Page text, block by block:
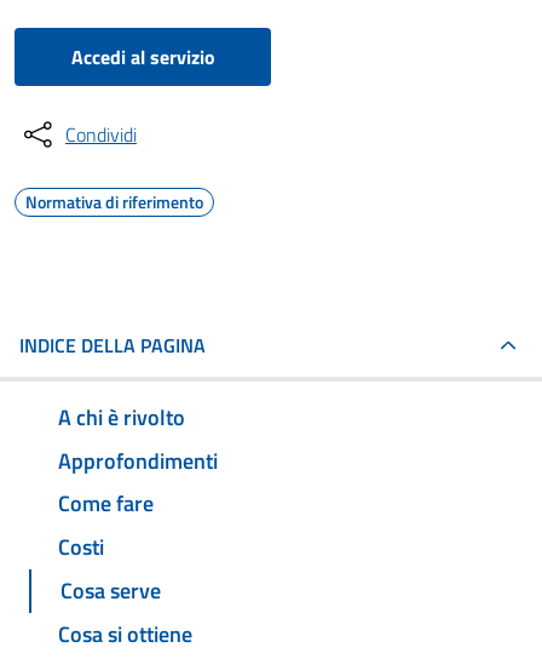
Accedi al servizio
Condividi
Normativa di riferimento
INDICE DELLA PAGINA
A chi è rivolto
Approfondimenti
Come fare
Costi
Cosa serve
Cosa si ottiene